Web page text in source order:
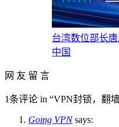
台湾数位部长
中国
网 友 留 言
1条评论 in “VPN封锁，翻
Going VPN says: